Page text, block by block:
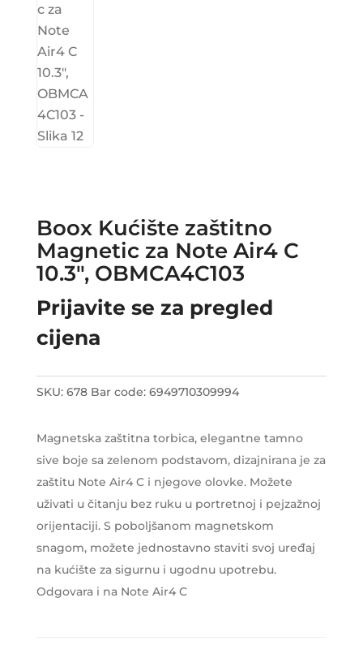
Boox Kućište zaštitno
Magnetic za Note Air4 C
10.3″, OBMCA4C103
Prijavite se za pregled
cijena
SKU: 678 Bar code: 6949710309994
Magnetska zaštitna torbica, elegantne tamno
sive boje sa zelenom podstavom, dizajnirana je za
zaštitu Note Air4 C i njegove olovke. Možete
uživati u čitanju bez ruku u portretnoj i pejzažnoj
orijentaciji. S poboljšanom magnetskom
snagom, možete jednostavno staviti svoj uređaj
na kućište za sigurnu i ugodnu upotrebu.
Odgovara i na Note Air4 C